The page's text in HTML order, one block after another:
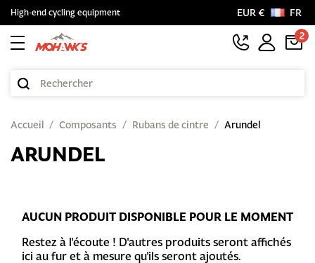
High-end cycling equipment EUR €
FR
2
Accueil Composants Rubans de cintre Arundel
ARUNDEL
AUCUN PRODUIT DISPONIBLE POUR LE MOMENT
Restez à l'écoute ! D'autres produits seront affichés
ici au fur et à mesure qu'ils seront ajoutés.